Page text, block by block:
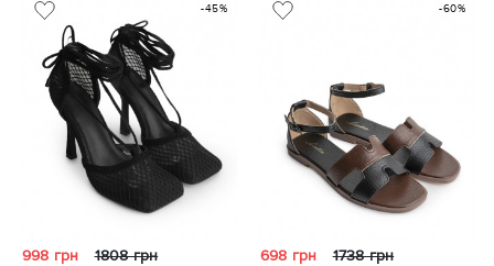
-45%
998 грн 1808 грн
-60%
698 грн 1738 грн